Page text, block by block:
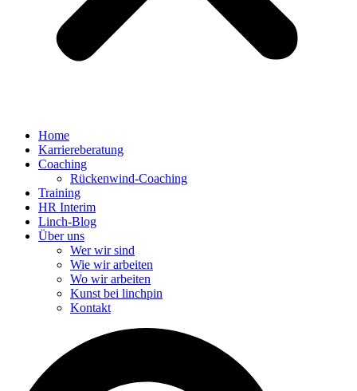
Home
Karriereberatung
Coaching
Rückenwind-Coaching
Training
HR Interim
Linch-Blog
Über uns
Wer wir sind
Wie wir arbeiten
Wo wir arbeiten
Kunst bei linchpin
Kontakt